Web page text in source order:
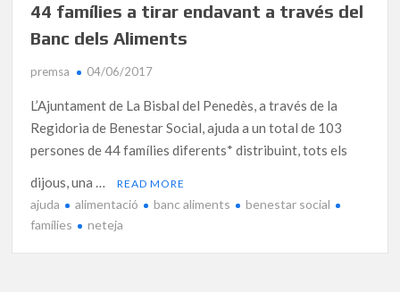
44 famílies a tirar endavant a través del
Banc dels Aliments
premsa 04/06/2017
L’Ajuntament de La Bisbal del Penedès, a través de la
Regidoria de Benestar Social, ajuda a un total de 103
persones de 44 famílies diferents* distribuint, tots els
dijous, una …
READ MORE
ajuda alimentació banc aliments
benestar social
famílies
neteja